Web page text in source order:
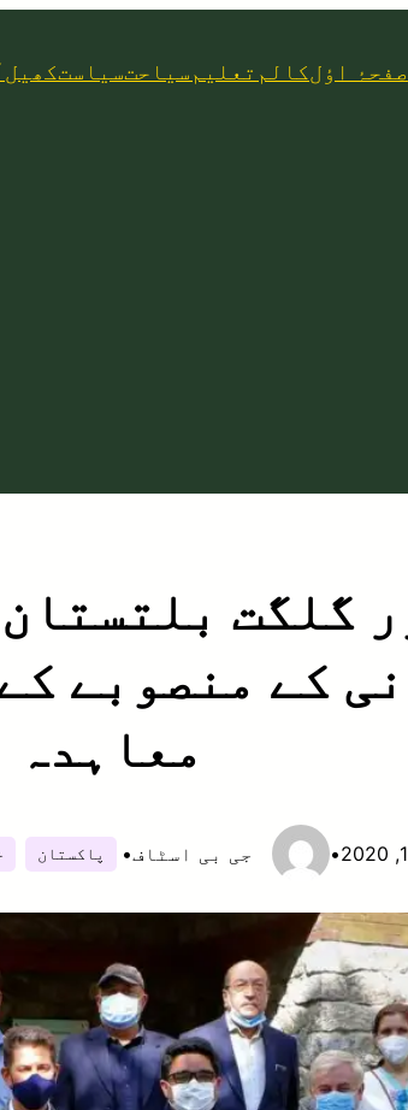
صفحۂ اؤلکالم تعلیمسیاحتسیاستکھیل
گلگت
کے منصوبے
معاہدہ
• جی بی اسٹاف• پاکستان